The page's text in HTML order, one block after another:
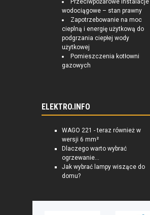
Przeciwpożarowe instalacje
wodociągowe – stan prawny
Zapotrzebowanie na moc
cieplną i energię użytkową do
podgrzania ciepłej wody
użytkowej
Pomieszczenia kotłowni
gazowych
ELEKTRO.INFO
WAGO 221 - teraz również w
wersji 6 mm²
Dlaczego warto wybrać
ogrzewanie...
Jak wybrać lampy wiszące do
domu?